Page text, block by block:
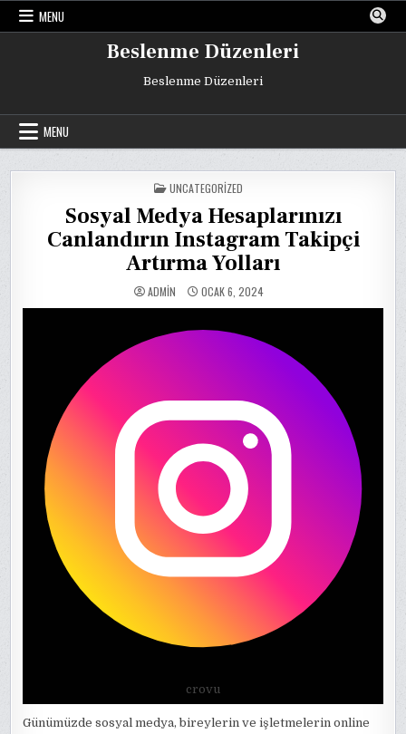
Skip
MENU
Beslenme Düzenleri
Beslenme Düzenleri
MENU
POSTED
IN
UNCATEGORIZED
Sosyal Medya Hesaplarınızı
Canlandırın Instagram Takipçi
Artırma Yolları
ADMIN OCAK 6, 2024
crovu
Günümüzde sosyal medya, bireylerin ve işletmelerin online